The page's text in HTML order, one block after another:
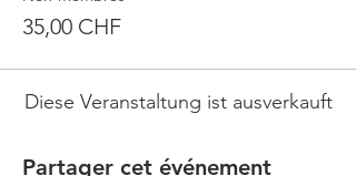
35,00 CHF
Diese Veranstaltung ist ausverkauft
Partager cet événement